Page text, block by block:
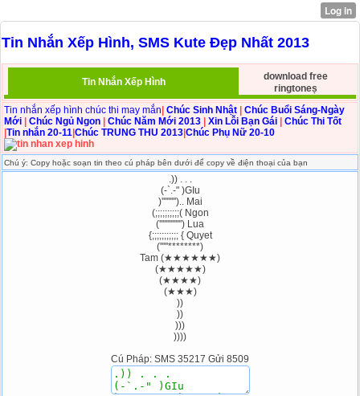
Tin Nhắn Xếp Hình, SMS Kute Đẹp Nhất 2013
Tin Nhắn Xếp Hình
download free
ringtoneṣ
Tin nhắn xếp hình chúc thi may mắn| Chúc Sinh Nhật | Chúc Buổi Sáng-Ngày
Mới | Chúc Ngủ Ngon | Chúc Năm Mới 2013 | Xin Lỗi Bạn Gái | Chúc Thi Tốt
|Tin nhắn 20-11|Chúc TRUNG THU 2013|Chúc Phụ Nữ 20-10
Chú ý: Copy hoặc soạn tin theo cú pháp bên dưới để copy về điện thoại của bạn
.)) . . .
(-`.-" )GIu
)''''''''').. Mai
(;;;;;;;;;;( Ngon
('''''''''''''') Lua
{;;;;;;;;;;; { Quyet
('''''********)
Tam (★★★★★★)
(★★★★★)
(★★★★)
(★★★)
))
))
)))
))))
Cú Pháp: SMS 35217 Gửi 8509